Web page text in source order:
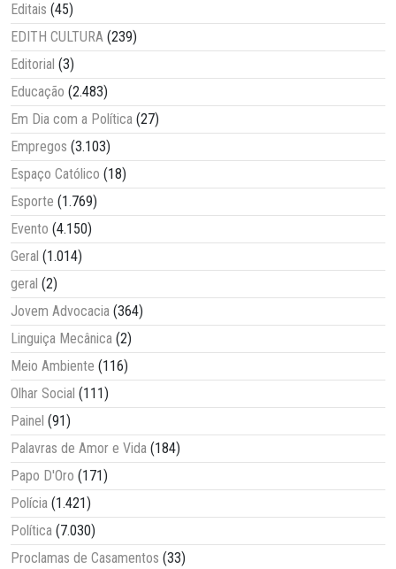
Editais (45)
EDITH CULTURA (239)
Editorial (3)
Educação (2.483)
Em Dia com a Política (27)
Empregos (3.103)
Espaço Católico (18)
Esporte (1.769)
Evento (4.150)
Geral (1.014)
geral (2)
Jovem Advocacia (364)
Linguiça Mecânica (2)
Meio Ambiente (116)
Olhar Social (111)
Painel (91)
Palavras de Amor e Vida (184)
Papo D'Oro (171)
Polícia (1.421)
Política (7.030)
Proclamas de Casamentos (33)